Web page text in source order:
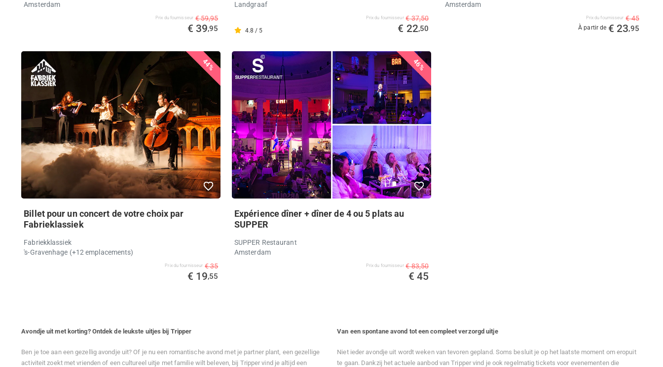
Amsterdam
Prix ​​du fournisseur € 59,95
€ 39,95
Landgraaf
4.8 / 5
Prix ​​du fournisseur € 37,50
€ 22,50
Amsterdam
Prix ​​du fournisseur € 45
À partir de € 23,95
44%
Billet pour un concert de votre choix par
Fabrieklassiek
Fabriekklassiek
's-Gravenhage (+12 emplacements)
Prix ​​du fournisseur € 35
€ 19,55
46%
Expérience dîner + dîner de 4 ou 5 plats au
SUPPER
SUPPER Restaurant
Amsterdam
Prix ​​du fournisseur € 83,50
€ 45
Avondje uit met korting? Ontdek de leukste uitjes bij Tripper
Ben je toe aan een gezellig avondje uit? Of je nu een romantische avond met je partner plant, een gezellige
activiteit zoekt met vrienden of een cultureel uitje met familie wilt beleven, bij Tripper vind je altijd een
Van een spontane avond tot een compleet verzorgd uitje
Niet ieder avondje uit wordt weken van tevoren gepland. Soms besluit je op het laatste moment om eropuit
te gaan. Dankzij het actuele aanbod van Tripper vind je ook regelmatig tickets voor evenementen die